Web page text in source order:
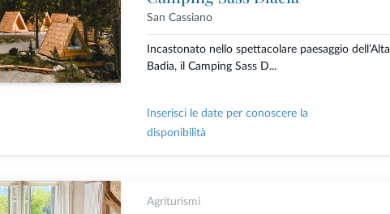
San Cassiano
Incastonato nello spettacolare paesaggio dell’Alta
Badia, il Camping Sass D...
Inserisci le date per conoscere la
disponibilità
Agriturismi